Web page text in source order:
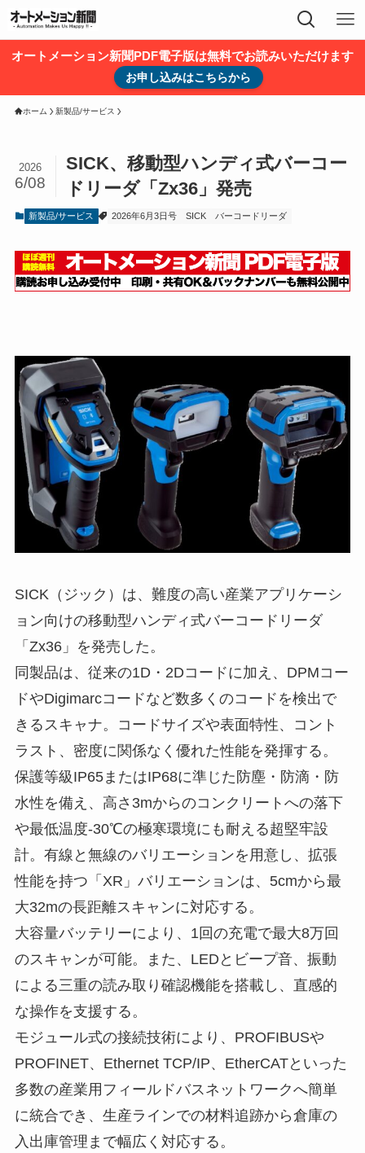
オートメーション新聞PDF電子版は無料でお読みいただけます
お申し込みはこちらから
ホーム 新製品/サービス
SICK、移動型ハンディ式バーコー
ドリーダ「Zx36」発売
2026
6/08
新製品/サービス 2026年6月3日号 SICK バーコードリーダ
SICK（ジック）は、難度の高い産業アプリケーシ
ョン向けの移動型ハンディ式バーコードリーダ
「Zx36」を発売した。
同製品は、従来の1D・2Dコードに加え、DPMコー
ドやDigimarcコードなど数多くのコードを検出で
きるスキャナ。コードサイズや表面特性、コント
ラスト、密度に関係なく優れた性能を発揮する。
保護等級IP65またはIP68に準じた防塵・防滴・防
水性を備え、高さ3mからのコンクリートへの落下
や最低温度-30℃の極寒環境にも耐える超堅牢設
計。有線と無線のバリエーションを用意し、拡張
性能を持つ「XR」バリエーションは、5cmから最
大32mの長距離スキャンに対応する。
大容量バッテリーにより、1回の充電で最大8万回
のスキャンが可能。また、LEDとビープ音、振動
による三重の読み取り確認機能を搭載し、直感的
な操作を支援する。
モジュール式の接続技術により、PROFIBUSや
PROFINET、Ethernet TCP/IP、EtherCATといった
多数の産業用フィールドバスネットワークへ簡単
に統合でき、生産ラインでの材料追跡から倉庫の
入出庫管理まで幅広く対応する。